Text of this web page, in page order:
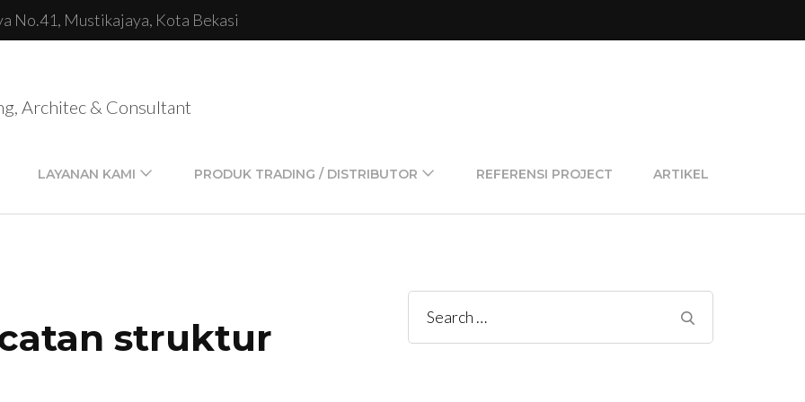
No.41, Mustikajaya, Kota Bekasi
Architec & Consultant
LAYANAN KAMI PRODUK TRADING / DISTRIBUTOR REFERENSI PROJECT ARTIKEL
struktur
Search
for: